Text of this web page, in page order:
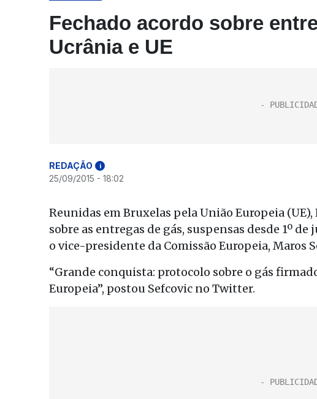
Fechado acordo sobre
Ucrânia e UE
REDAÇÃO i
25/09/2015 - 18:02
Reunidas em Bruxelas pela União Europeia
sobre as entregas de gás, suspensas desde 1º
o vice-presidente da Comissão Europeia, Maros
“Grande conquista: protocolo sobre o gás
Europeia”, postou Sefcovic no Twitter.